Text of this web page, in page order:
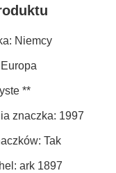
Niemcy
**
znaczka: 1997
Tak
ark 1897